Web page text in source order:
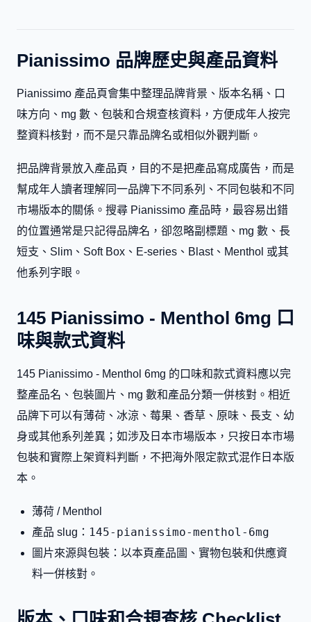
Pianissimo 品牌歷史與產品資料
Pianissimo 產品頁會集中整理品牌背景、版本名稱、口
味方向、mg 數、包裝和合規查核資料，方便成年人按完
整資料核對，而不是只靠品牌名或相似外觀判斷。
把品牌背景放入產品頁，目的不是把產品寫成廣告，而是
幫成年人讀者理解同一品牌下不同系列、不同包裝和不同
市場版本的關係。搜尋 Pianissimo 產品時，最容易出錯
的位置通常是只記得品牌名，卻忽略副標題、mg 數、長
短支、Slim、Soft Box、E-series、Blast、Menthol 或其
他系列字眼。
145 Pianissimo - Menthol 6mg 口
味與款式資料
145 Pianissimo - Menthol 6mg 的口味和款式資料應以完
整產品名、包裝圖片、mg 數和產品分類一併核對。相近
品牌下可以有薄荷、冰涼、莓果、香草、原味、長支、幼
身或其他系列差異；如涉及日本市場版本，只按日本市場
包裝和實際上架資料判斷，不把海外限定款式混作日本版
本。
薄荷 / Menthol
產品 slug： 145-pianissimo-menthol-6mg
圖片來源與包裝：以本頁產品圖、實物包裝和供應資
料一併核對。